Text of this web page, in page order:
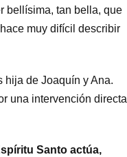
bellísima, tan bella, que
muy difícil describir
hija de Joaquín y Ana.
una intervención directa
Santo actúa,